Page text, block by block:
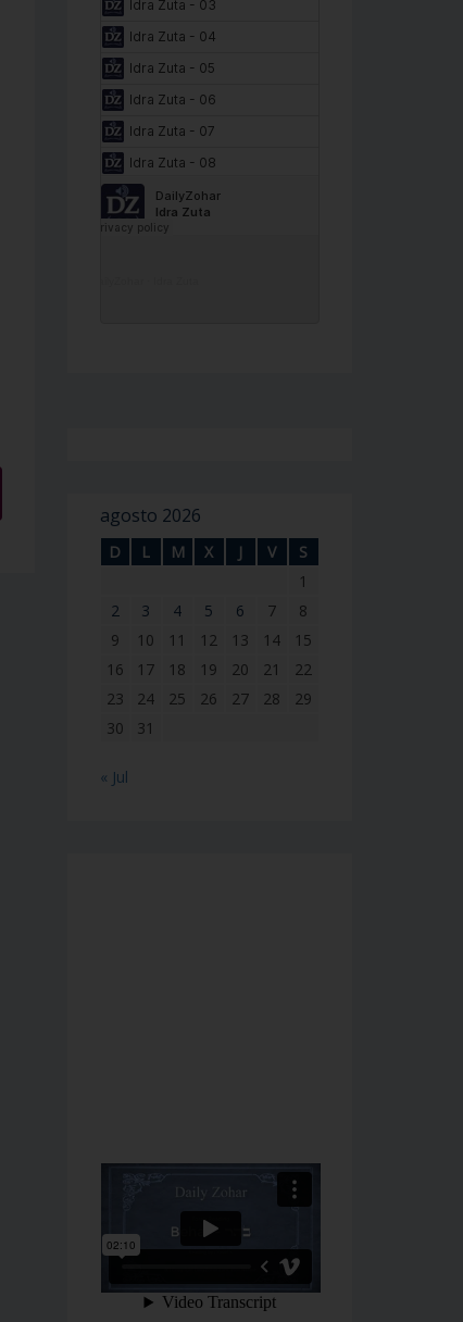
agosto 2026
D L M X J V
S
1
2
3 4 5 6 7
8
9
10 11 12 13 14
15
16
17 18 19 20 21
22
23
24 25 26 27 28
29
30
31
« Jul